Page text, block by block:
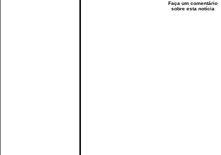
Faça um comentário
sobre esta notícia